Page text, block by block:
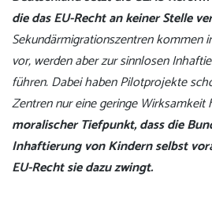
die das EU-Recht an keiner Stelle
Sekundärmigrationszentren kommen
vor, werden aber zur sinnlosen
führen. Dabei haben Pilotprojekte
Zentren nur eine geringe Wirksamkeit
moralischer Tiefpunkt, dass die
Inhaftierung von Kindern selbst
EU-Recht sie dazu zwingt.